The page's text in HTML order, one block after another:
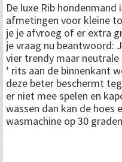
De luxe Rib
afmetingen voor kleine
je je afvroeg of er extra
je vraag nu beantwoord:
vier trendy maar neutrale
‘ rits aan de binnenkant
deze beter beschermt
er niet mee spelen en
wassen dan kan de
wasmachine op 30